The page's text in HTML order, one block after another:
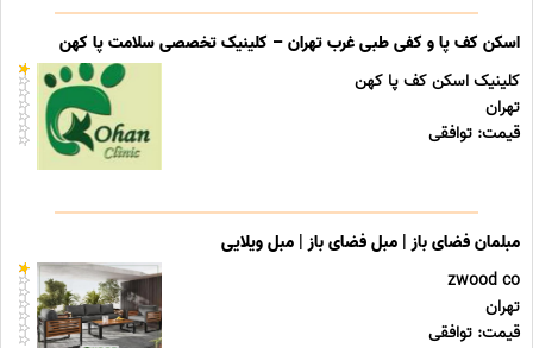
اسکن کف پا و کفی طبی غرب تهران – کلینیک تخصصی سلامت پا کهن
کلینیک اسکن کف پا کهن
تهران
قیمت: توافقی
مبلمان فضای باز | مبل فضای باز | مبل ویلایی
zwood co
تهران
قیمت: توافقی